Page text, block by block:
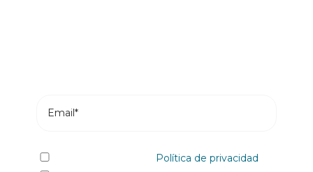
Política de privacidad